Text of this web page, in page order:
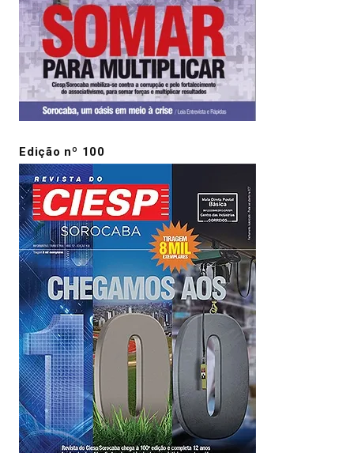
Edição nº 100